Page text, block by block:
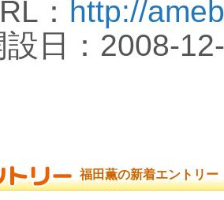
： http://
日：2008-
福田薫の新着エントリー